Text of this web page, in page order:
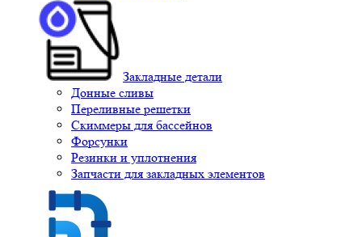
Закладные детали
Донные сливы
Переливные решетки
Скиммеры для бассейнов
Форсунки
Резинки и уплотнения
Запчасти для закладных элементов